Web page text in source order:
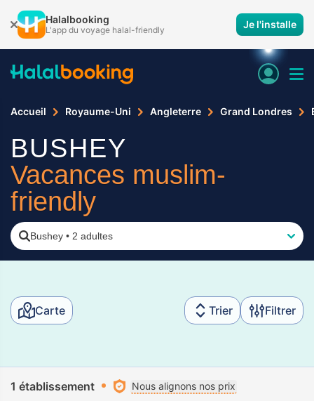
Halalbooking
L'app du voyage halal-friendly Je l'installe
Accueil Royaume-Uni Angleterre Grand Londres
BUSHEY
Vacances muslim-
friendly
Bushey • 2 adultes
Carte Trier Filtrer
1 établissement Nous alignons nos prix